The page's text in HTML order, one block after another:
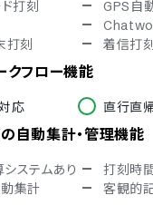
打刻
GPS自
打刻
着信打刻
クフロー機能
応 直行直
自動集計・管理機能
ステムあり 打刻時
集計
客観的